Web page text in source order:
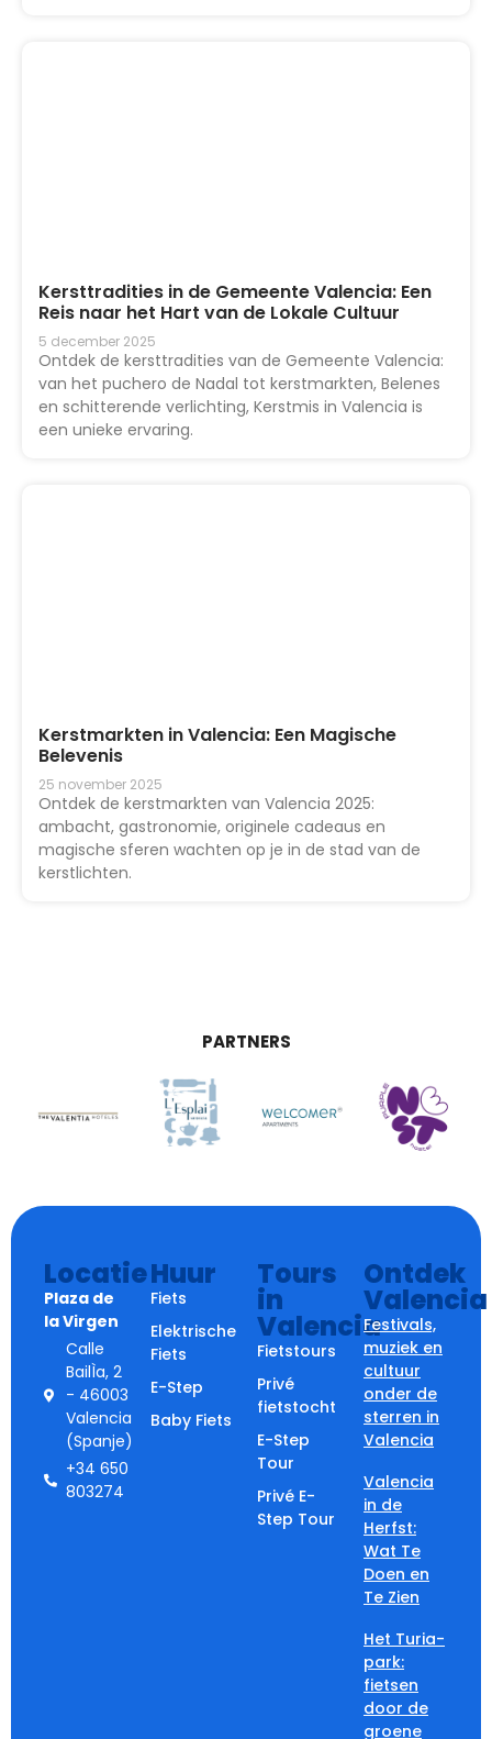
Kersttradities in de Gemeente Valencia: Een
Reis naar het Hart van de Lokale Cultuur
5 december 2025
Ontdek de kersttradities van de Gemeente Valencia:
van het puchero de Nadal tot kerstmarkten, Belenes
en schitterende verlichting, Kerstmis in Valencia is
een unieke ervaring.
Kerstmarkten in Valencia: Een Magische
Belevenis
25 november 2025
Ontdek de kerstmarkten van Valencia 2025:
ambacht, gastronomie, originele cadeaus en
magische sferen wachten op je in de stad van de
kerstlichten.
PARTNERS
Locatie
Plaza de
la Virgen
Calle
BailÌa, 2
- 46003
Valencia
(Spanje)
+34 650
803274
Huur
Fiets
Elektrische
Fiets
E-Step
Baby Fiets
Tours
in
Valencia
Fietstours
Privé
fietstocht
E-Step
Tour
Privé E-
Step Tour
Ontdek
Valencia
Festivals,
muziek en
cultuur
onder de
sterren in
Valencia
Valencia
in de
Herfst:
Wat Te
Doen en
Te Zien
Het Turia-
park:
fietsen
door de
groene